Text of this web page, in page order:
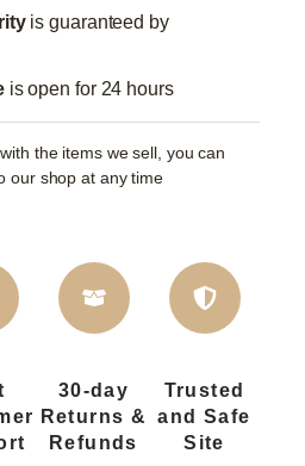
is guaranteed by
is open for 24 hours
the items we sell, you can
our shop at any time
30-day
Returns &
Refunds
Trusted
and Safe
Site